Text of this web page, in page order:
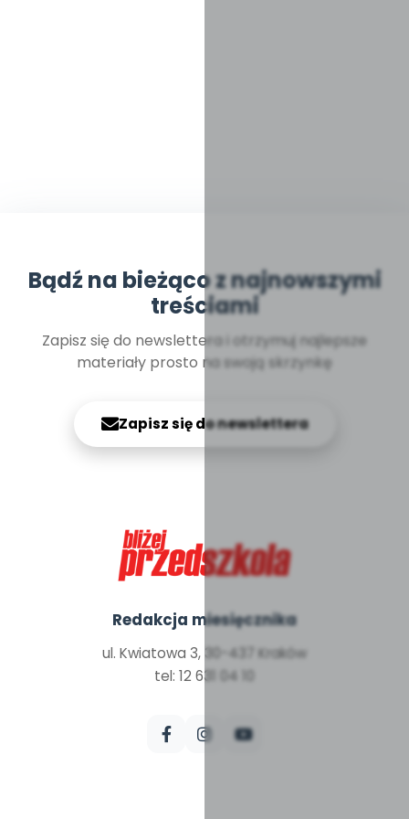
Bądź na bieżąco z najnowszymi
treściami
Zapisz się do newslettera i otrzymuj najlepsze
materiały prosto na swoją skrzynkę
Zapisz się do newslettera
Redakcja miesięcznika
ul. Kwiatowa 3, 30-437 Kraków
tel: 12 631 04 10